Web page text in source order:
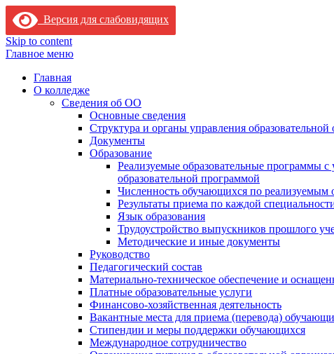
Версия для слабовидящих
Skip to content
Главное меню
Главная
О колледже
Сведения об ОО
Основные сведения
Структура и органы управления образовательной
Документы
Образование
Реализуемые образовательные программы
образовательной программой
Численность обучающихся по реализуемым
Результаты приема по каждой
Язык образования
Трудоустройство выпускников прошлого
Методические и иные документы
Руководство
Педагогический состав
Материально-техническое обеспечение и
Платные образовательные услуги
Финансово-хозяйственная деятельность
Вакантные места для приема (перевода)
Стипендии и меры поддержки обучающихся
Международное сотрудничество